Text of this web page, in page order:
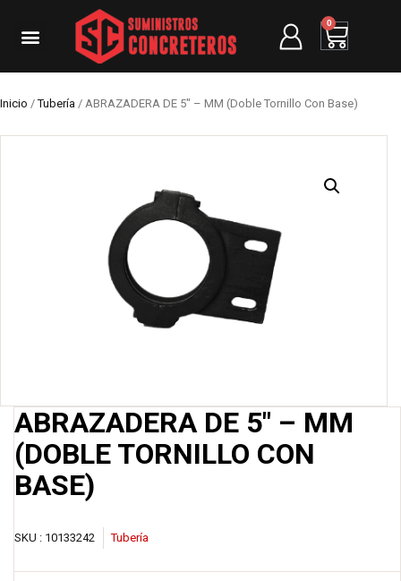
0
Inicio /Tubería / ABRAZADERA DE 5″ – MM (Doble Tornillo Con Base)
ABRAZADERA DE 5″ – MM
(DOBLE TORNILLO CON
BASE)
SKU : 10133242 Tubería